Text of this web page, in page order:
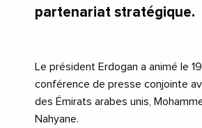
partenariat stratégique.
Le président Erdogan a animé le
conférence de presse conjointe
des Émirats arabes unis,
Nahyane.